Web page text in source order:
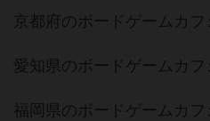
京都府のボードゲームカフ
愛知県のボードゲームカフ
福岡県のボードゲームカフ